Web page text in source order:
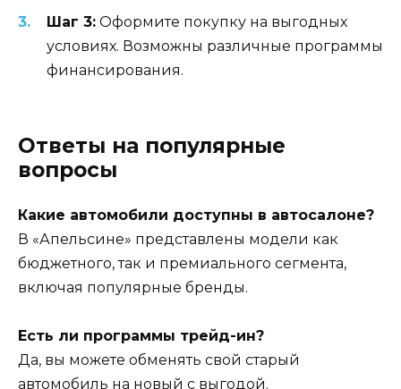
Шаг 3: Оформите покупку на выгодных
условиях. Возможны различные программы
финансирования.
Ответы на популярные
вопросы
Какие автомобили доступны в автосалоне?
В «Апельсине» представлены модели как
бюджетного, так и премиального сегмента,
включая популярные бренды.
Есть ли программы трейд-ин?
Да, вы можете обменять свой старый
автомобиль на новый с выгодой.